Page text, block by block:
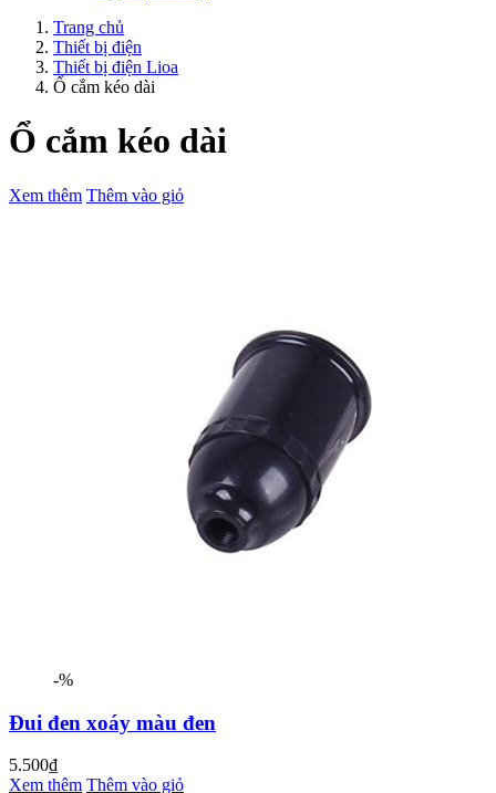
Trang chủ
Thiết bị điện
Thiết bị điện Lioa
Ổ cắm kéo dài
Ổ cắm kéo dài
Xem thêm Thêm vào giỏ
-%
Đui đen xoáy màu đen
5.500₫
Xem thêm Thêm vào giỏ